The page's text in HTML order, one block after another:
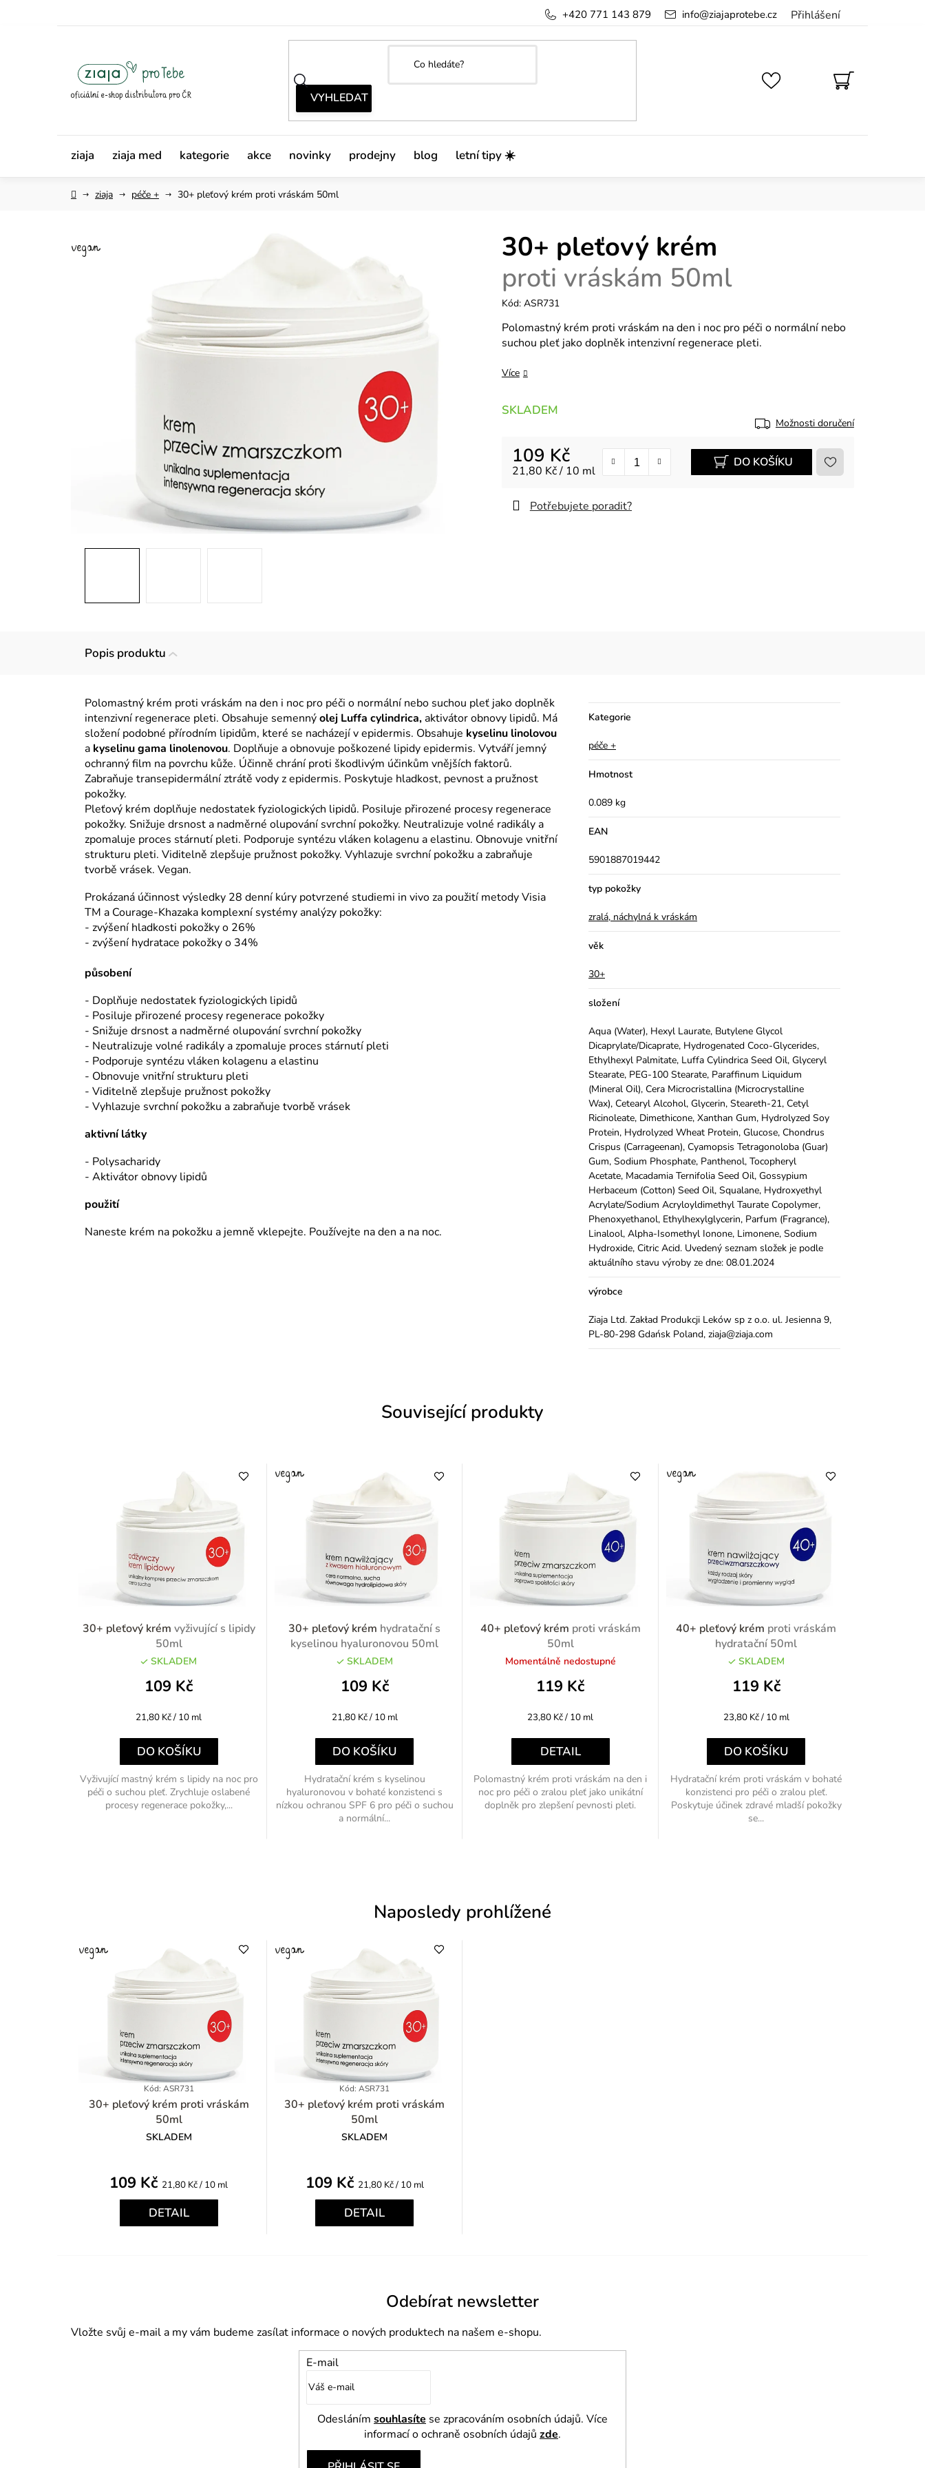
Přihlášení
info@ziajaprotebe.cz
+420 771 143 879
NÁKUPNÍ
KOŠÍK
ziaja ziaja med kategorie akce novinky prodejny blog letní tipy ☀️
Domůziaja péče + 30+ pleťový krém proti vráskám 50ml
30+ pleťový krém
proti vráskám 50ml
Kód: ASR731
Polomastný krém proti vráskám na den i noc pro péči o normální nebo
suchou pleť jako doplněk intenzivní regenerace pleti.
Více
SKLADEM
Možnosti doručení
109 Kč
Měrná cena:
21,80 Kč / 10 ml
DO KOŠÍKU
Potřebujete poradit?
Popis produktu
Polomastný krém proti vráskám na den i noc pro péči o normální nebo suchou pleť jako doplněk
intenzivní regenerace pleti. Obsahuje semennýolej Luffa cylindrica,aktivátor obnovy lipidů. Má
složení podobné přírodním lipidům, které se nacházejí v epidermis. Obsahuje kyselinu linolovou
a kyselinu gama linolenovou. Doplňuje a obnovuje poškozené lipidy epidermis. Vytváří jemný
ochranný film na povrchu kůže. Účinně chrání proti škodlivým účinkům vnějších faktorů.
Zabraňuje transepidermální ztrátě vody z epidermis. Poskytuje hladkost, pevnost a pružnost
pokožky.
Pleťový krém doplňuje nedostatek fyziologických lipidů. Posiluje přirozené procesy regenerace
pokožky. Snižuje drsnost a nadměrné olupování svrchní pokožky. Neutralizuje volné radikály a
zpomaluje proces stárnutí pleti. Podporuje syntézu vláken kolagenu a elastinu. Obnovuje vnitřní
strukturu pleti. Viditelně zlepšuje pružnost pokožky. Vyhlazuje svrchní pokožku a zabraňuje
tvorbě vrásek. Vegan.
Prokázaná účinnost výsledky 28 denní kúry potvrzené studiemi in vivo za použití metody Visia
TM a Courage-Khazaka komplexní systémy analýzy pokožky:
- zvýšení hladkosti pokožky o 26%
- zvýšení hydratace pokožky o 34%
působení
- Doplňuje nedostatek fyziologických lipidů
- Posiluje přirozené procesy regenerace pokožky
- Snižuje drsnost a nadměrné olupování svrchní pokožky
- Neutralizuje volné radikály a zpomaluje proces stárnutí pleti
- Podporuje syntézu vláken kolagenu a elastinu
- Obnovuje vnitřní strukturu pleti
- Viditelně zlepšuje pružnost pokožky
- Vyhlazuje svrchní pokožku a zabraňuje tvorbě vrásek
aktivní látky
- Polysacharidy
- Aktivátor obnovy lipidů
použití
Naneste krém na pokožku a jemně vklepejte. Používejte na den a na noc.
Kategorie
péče +
Hmotnost
0.089 kg
EAN
5901887019442
typ pokožky
zralá, náchylná k vráskám
věk
30+
složení
Aqua (Water), Hexyl Laurate, Butylene Glycol
Dicaprylate/Dicaprate, Hydrogenated Coco-Glycerides,
Ethylhexyl Palmitate, Luffa Cylindrica Seed Oil, Glyceryl
Stearate, PEG-100 Stearate, Paraffinum Liquidum
(Mineral Oil), Cera Microcristallina (Microcrystalline
Wax), Cetearyl Alcohol, Glycerin, Steareth-21, Cetyl
Ricinoleate, Dimethicone, Xanthan Gum, Hydrolyzed Soy
Protein, Hydrolyzed Wheat Protein, Glucose, Chondrus
Crispus (Carrageenan), Cyamopsis Tetragonoloba (Guar)
Gum, Sodium Phosphate, Panthenol, Tocopheryl
Acetate, Macadamia Ternifolia Seed Oil, Gossypium
Herbaceum (Cotton) Seed Oil, Squalane, Hydroxyethyl
Acrylate/Sodium Acryloyldimethyl Taurate Copolymer,
Phenoxyethanol, Ethylhexylglycerin, Parfum (Fragrance),
Linalool, Alpha-Isomethyl Ionone, Limonene, Sodium
Hydroxide, Citric Acid. Uvedený seznam složek je podle
aktuálního stavu výroby ze dne: 08.01.2024
výrobce
Ziaja Ltd. Zakład Produkcji Leków sp z o.o. ul. Jesienna 9,
PL-80-298 Gdańsk Poland, ziaja@ziaja.com
Související produkty
30+ pleťový krém vyživující s lipidy
50ml
SKLADEM
109 Kč
Měrná
21,80 Kč / 10 ml
DO KOŠÍKU
Vyživující mastný krém s lipidy na noc pro
péči o suchou pleť. Zrychluje oslabené
procesy regenerace pokožky,...
30+ pleťový krém hydratační s
kyselinou hyaluronovou 50ml
SKLADEM
109 Kč
Měrná
21,80 Kč / 10 ml
DO KOŠÍKU
Hydratační krém s kyselinou
hyaluronovou v bohaté konzistenci s
nízkou ochranou SPF 6 pro péči o suchou
a normální...
40+ pleťový krém proti vráskám
50ml
Momentálně nedostupné
119 Kč
Měrná
23,80 Kč / 10 ml
DETAIL
Polomastný krém proti vráskám na den i
noc pro péči o zralou pleť jako unikátní
doplněk pro zlepšení pevnosti pleti.
40+ pleťový krém proti vráskám
hydratační 50ml
SKLADEM
119 Kč
Měrná
23,80 Kč / 10 ml
DO KOŠÍKU
Hydratační krém proti vráskám v bohaté
konzistenci pro péči o zralou pleť.
Poskytuje účinek zdravé mladší pokožky
se...
Naposledy prohlížené
Kód: ASR731
30+ pleťový krém proti vráskám
50ml
SKLADEM
109 Kč Měrná
21,80 Kč / 10 ml
DETAIL
Kód: ASR731
30+ pleťový krém proti vráskám
50ml
SKLADEM
109 Kč Měrná
21,80 Kč / 10 ml
DETAIL
Odebírat newsletter
Vložte svůj e-mail a my vám budeme zasílat informace o nových produktech na našem e-shopu.
E-mail
Odesláním souhlasíte se zpracováním osobních údajů. Více
informací o ochraně osobních údajů zde.